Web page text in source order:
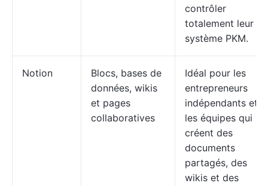
contrôler
totalement leur
système PKM.
Notion
Blocs, bases de
données, wikis
et pages
collaboratives
Idéal pour les
entrepreneurs
indépendants et
les équipes qui
créent des
documents
partagés, des
wikis et des